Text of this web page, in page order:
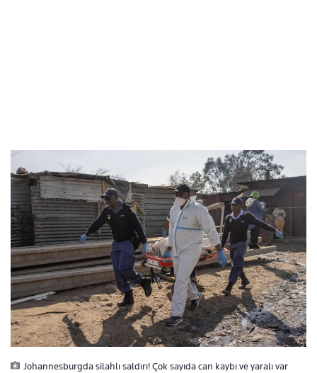
Johannesburgda silahlı saldırı! Çok sayıda can kaybı ve yaralı var